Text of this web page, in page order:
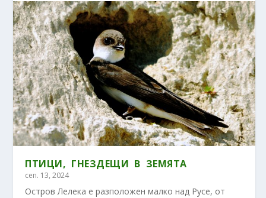
ПТИЦИ, ГНЕЗДЕЩИ В ЗЕМЯТА
сеп. 13, 2024
Остров Лелека е разположен малко над Русе, от